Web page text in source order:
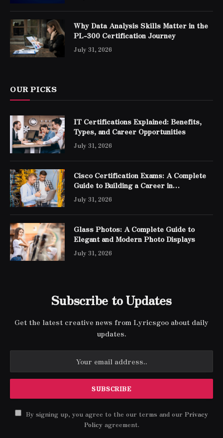
Why Data Analysis Skills Matter in the
PL-300 Certification Journey
July 31, 2026
OUR PICKS
IT Certifications Explained: Benefits,
Types, and Career Opportunities
July 31, 2026
Cisco Certification Exams: A Complete
Guide to Building a Career in
Networking
July 31, 2026
Glass Photos: A Complete Guide to
Elegant and Modern Photo Displays
July 31, 2026
Subscribe to Updates
Get the latest creative news from Lyricsgoo about daily
updates.
By signing up, you agree to the our terms and our Privacy
Policyagreement.